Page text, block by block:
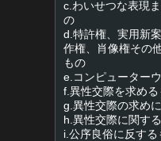
c.わいせつな表現
の
d.特許権、実用新
作権、肖像権その
もの
e.コンピューター
f.異性交際を求める
g.異性交際の求め
h.異性交際に関す
i.公序良俗に反する